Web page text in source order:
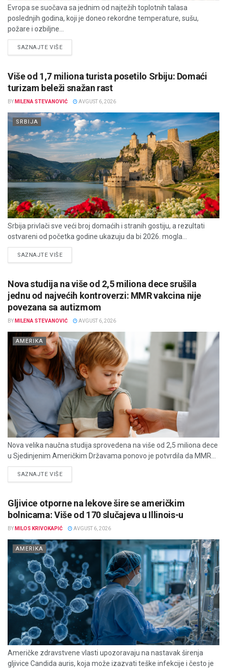
Evropa se suočava sa jednim od najtežih toplotnih talasa
poslednjih godina, koji je doneo rekordne temperature, sušu,
požare i ozbiljne...
SAZNAJTE VIŠEDETAILS
Više od 1,7 miliona turista posetilo Srbiju: Domaći
turizam beleži snažan rast
BY MILENA STEVANOVIĆ AVGUST 6, 2026
SRBIJA
Srbija privlači sve veći broj domaćih i stranih gostiju, a rezultati
ostvareni od početka godine ukazuju da bi 2026. mogla...
SAZNAJTE VIŠEDETAILS
Nova studija na više od 2,5 miliona dece srušila
jednu od najvećih kontroverzi: MMR vakcina nije
povezana sa autizmom
BY MILENA STEVANOVIĆ AVGUST 6, 2026
AMERIKA
Nova velika naučna studija sprovedena na više od 2,5 miliona dece
u Sjedinjenim Američkim Državama ponovo je potvrdila da MMR...
SAZNAJTE VIŠEDETAILS
Gljivice otporne na lekove šire se američkim
bolnicama: Više od 170 slučajeva u Illinois-u
BY MILOS KRIVOKAPIĆ AVGUST 6, 2026
AMERIKA
Američke zdravstvene vlasti upozoravaju na nastavak širenja
gljivice Candida auris, koja može izazvati teške infekcije i često je